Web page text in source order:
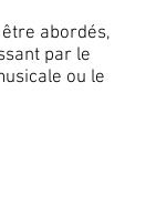
abordés,
par le
ou le